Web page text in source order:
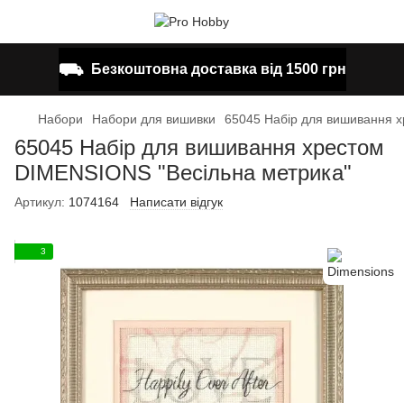
⛟ Безкоштовна доставка від 1500 грн
Набори Набори для вишивки 65045 Набір для вишивання
65045 Набір для вишивання хрестом
DIMENSIONS "Весільна метрика"
Артикул: 1074164 Написати відгук
3